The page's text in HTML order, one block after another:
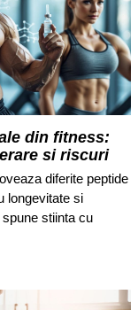
din fitness:
si riscuri
diferite peptide
longevitate si
stiinta cu